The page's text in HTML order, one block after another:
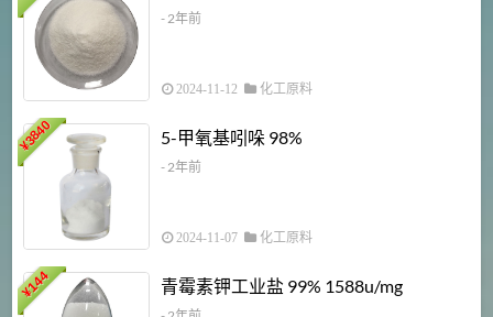
- 2年前
2024-11-12 化工原料
¥
3840 5-甲氧基吲哚 98%
- 2年前
2024-11-07 化工原料
¥
144 青霉素钾工业盐 99% 1588u/mg